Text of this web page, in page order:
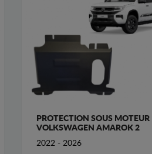
PROTECTION SOUS MOTEUR
VOLKSWAGEN AMAROK 2
2022 - 2026